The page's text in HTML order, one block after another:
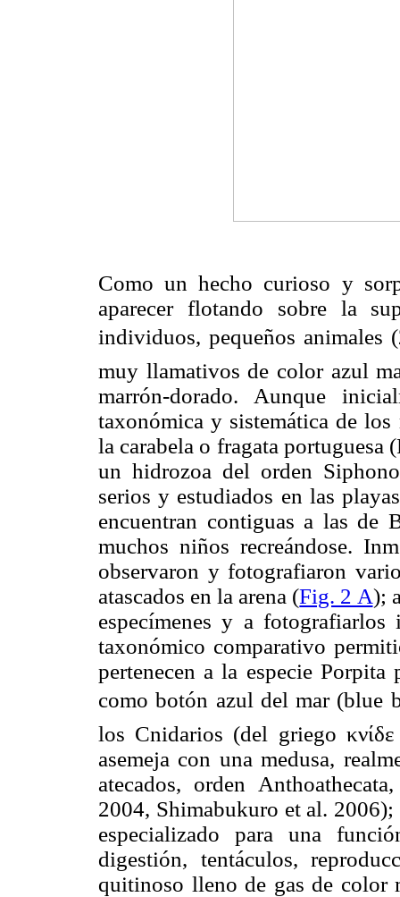
Como un hecho curioso y
aparecer flotando sobre la
individuos, pequeños animales
muy llamativos de color azul
marrón-dorado. Aunque
taxonómica y sistemática de
la carabela o fragata portuguesa
un hidrozoa del orden
serios y estudiados en las
encuentran contiguas a las de
muchos niños recreándose.
observaron y fotografiaron
atascados en la arena (Fig. 2 A);
especímenes y a
taxonómico comparativo
pertenecen a la especie
como botón azul del mar
los Cnidarios (del griego
asemeja con una medusa,
atecados, orden
2004, Shimabukuro et al.
especializado para una
digestión, tentáculos,
quitinoso lleno de gas de color